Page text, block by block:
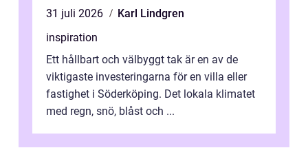
31 juli 2026
Karl Lindgren
inspiration
Ett hållbart och välbyggt tak är en av de
viktigaste investeringarna för en villa eller
fastighet i Söderköping. Det lokala klimatet
med regn, snö, blåst och ...